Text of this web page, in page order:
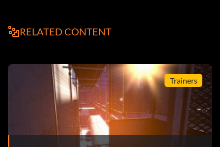
RELATED CONTENT
Trainers